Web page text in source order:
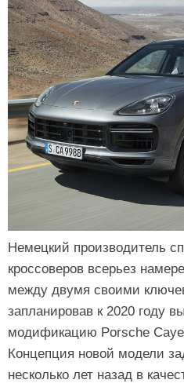
Немецкий производитель
кроссоверов всерьез
между двумя своими
запланировав к 2020 году
модификацию Porsche
Концепция новой модели
несколько лет назад в